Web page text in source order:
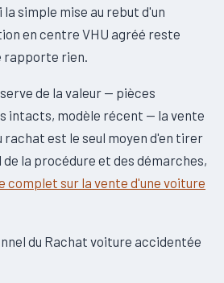
simple mise au rebut d'un
en centre VHU agréé reste
rapporte rien.
de la valeur — pièces
intacts, modèle récent — la vente
rachat est le seul moyen d'en tirer
la procédure et des démarches,
complet sur la vente d'une voiture
du Rachat voiture accidentée